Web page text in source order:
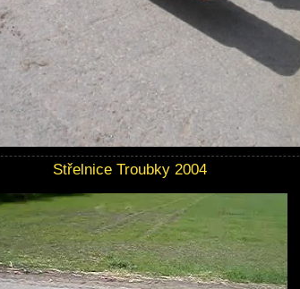
Střelnice Troubky 2004